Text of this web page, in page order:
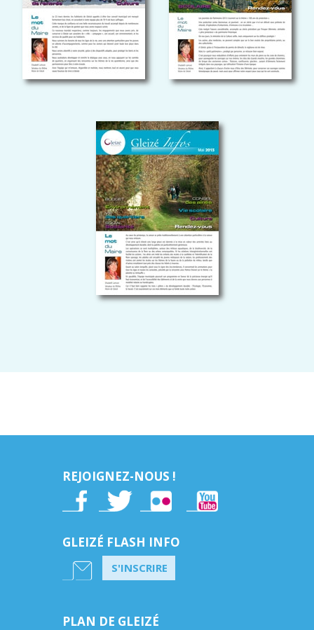
REJOIGNEZ-NOUS !
GLEIZÉ FLASH INFO
S'INSCRIRE
PLAN DE GLEIZÉ